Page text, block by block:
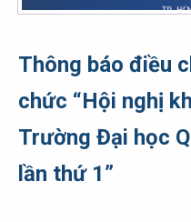
Thông báo điều
chức “Hội nghị
Trường Đại học
lần thứ 1”